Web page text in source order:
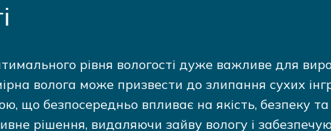
рівня вологості дуже важливе для
волога може призвести до злипання сухих
що безпосередньо впливає на якість, безпеку
рішення, видаляючи зайву вологу і